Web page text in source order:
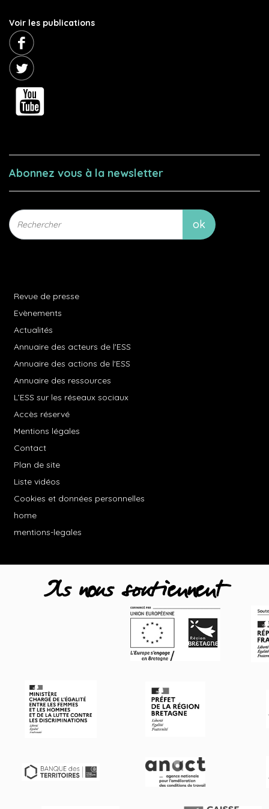
Voir les publications
Abonnez vous à la newsletter
Revue de presse
Evènements
Actualités
Annuaire des acteurs de l'ESS
Annuaire des actions de l'ESS
Annuaire des ressources
L’ESS sur les réseaux sociaux
Accès réservé
Mentions légales
Contact
Plan de site
Liste vidéos
Cookies et données personnelles
home
mentions-legales
Ils nous soutiennent